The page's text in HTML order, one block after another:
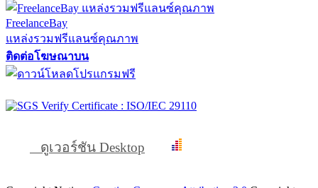
FreelanceBay
แหล่งรวมฟรีแลนซ์คุณภาพ
ติดต่อโฆษณาบน
ดูเวอร์ชัน Desktop